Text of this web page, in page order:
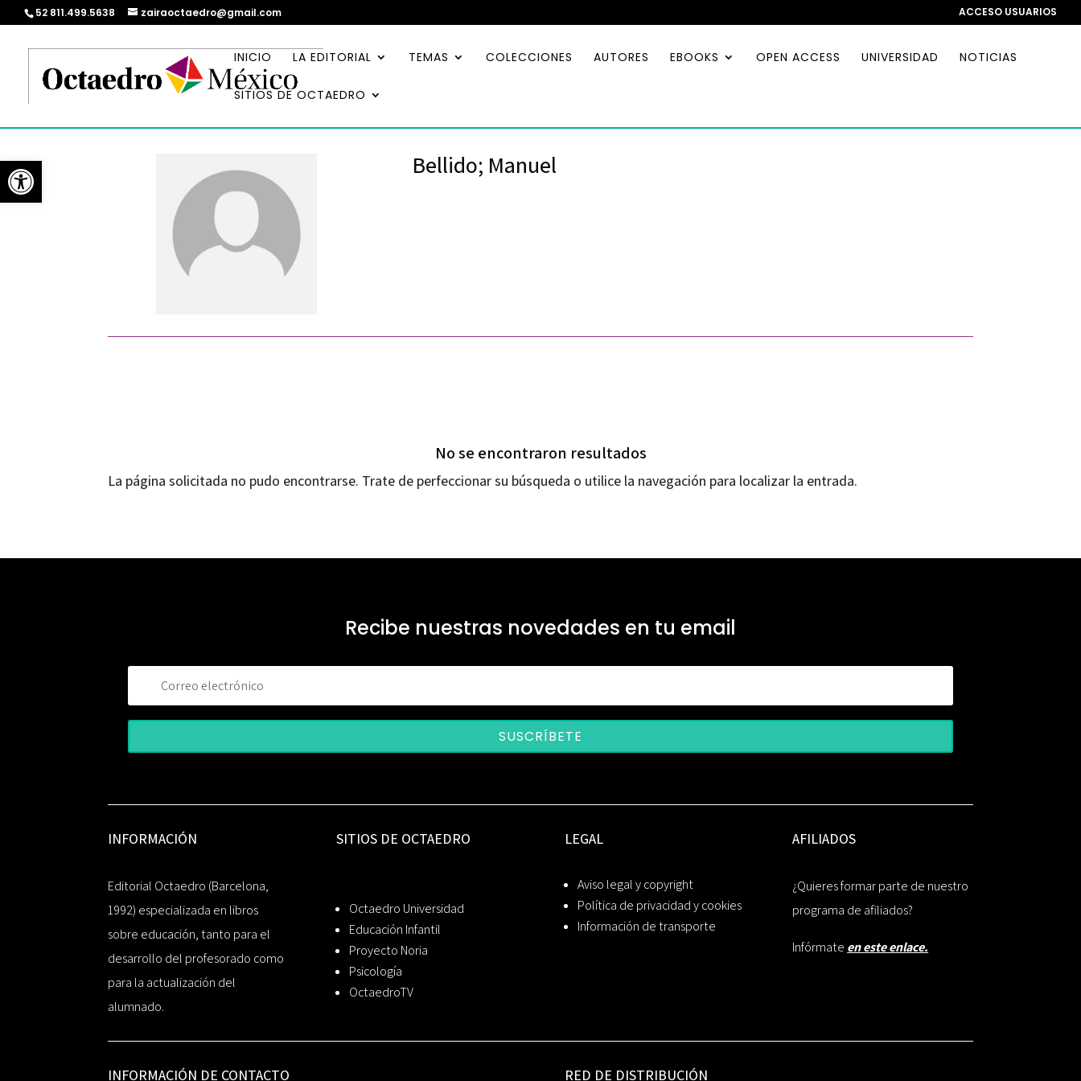
Abrir barra de herramientas
52 811.499.5638 zairaoctaedro@gmail.com ACCESO USUARIOS
INICIO LA EDITORIAL TEMAS COLECCIONES AUTORES EBOOKS OPEN ACCESS UNIVERSIDAD NOTICIAS
SITIOS DE OCTAEDRO
Bellido; Manuel
No se encontraron resultados
La página solicitada no pudo encontrarse. Trate de perfeccionar su búsqueda o utilice la navegación para localizar la entrada.
Recibe nuestras novedades en tu email
SUSCRÍBETE
INFORMACIÓN
Editorial Octaedro (Barcelona,
1992) especializada en libros
sobre educación, tanto para el
desarrollo del profesorado como
para la actualización del
alumnado.
SITIOS DE OCTAEDRO
Octaedro Universidad
Educación Infantil
Proyecto Noria
Psicología
OctaedroTV
LEGAL
Aviso legal y copyright
Política de privacidad y cookies
Información de transporte
AFILIADOS
¿Quieres formar parte de nuestro
programa de afiliados?
Infórmate en este enlace.
INFORMACIÓN DE CONTACTO RED DE DISTRIBUCIÓN